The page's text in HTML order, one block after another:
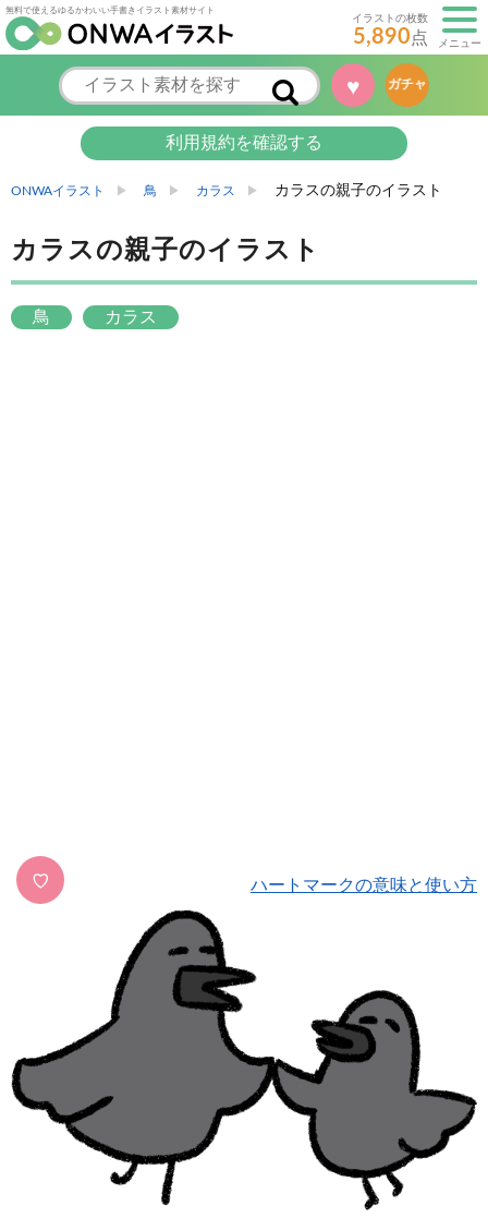
無料で使えるゆるかわいい手書きイラスト素材サイト
イラストの枚数
5,890点 メニュー
♥ ガチャ
利用規約を確認する
ONWAイラスト 鳥 カラス カラスの親子のイラスト
カラスの親子のイラスト
鳥 カラス
♡ ハートマークの意味と使い方